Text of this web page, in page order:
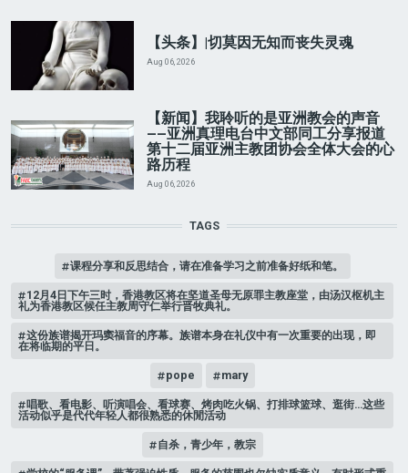
【头条】|切莫因无知而丧失灵魂
Aug 06, 2026
【新闻】我聆听的是亚洲教会的声音
——亚洲真理电台中文部同工分享报道
第十二届亚洲主教团协会全体大会的心
路历程
Aug 06, 2026
TAGS
课程分享和反思结合，请在准备学习之前准备好纸和笔。
12月4日下午三时，香港教区将在坚道圣母无原罪主教座堂，由汤汉枢机主
礼为香港教区候任主教周守仁举行晋牧典礼。
这份族谱揭开玛窦福音的序幕。族谱本身在礼仪中有一次重要的出现，即
在将临期的平日。
pope mary
唱歌、看电影、听演唱会、看球赛、烤肉吃火锅、打排球篮球、逛街…这些
活动似乎是代代年轻人都很熟悉的休閒活动
自杀，青少年，教宗